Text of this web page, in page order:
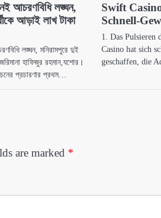
আচরণবিধি লঙ্ঘন,
আড়াই লাখ টাকা
লঙ্ঘন, মনিরামপুরে দুই
হাফিজুর রহমান,যশোর।
প্রচারণার প্রথম…
Swift
1. Das Pulsieren
Casino hat sich
geschaffen, die
are marked *